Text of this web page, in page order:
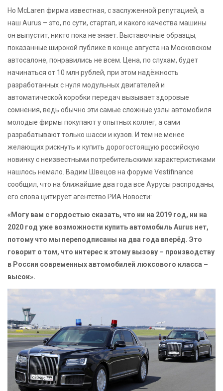
Но McLaren фирма известная, с заслуженной репутацией, а
наш Aurus – это, по сути, стартап, и какого качества машины
он выпустит, никто пока не знает. Выставочные образцы,
показанные широкой публике в конце августа на Московском
автосалоне, понравились не всем. Цена, по слухам, будет
начинаться от 10 млн рублей, при этом надёжность
разработанных с нуля модульных двигателей и
автоматической коробки передач вызывает здоровые
сомнения, ведь обычно эти самые сложные узлы автомобиля
молодые фирмы покупают у опытных коллег, а сами
разрабатывают только шасси и кузов. И тем не менее
желающих рискнуть и купить дорогостоящую российскую
новинку с неизвестными потребительскими характеристиками
нашлось немало. Вадим Швецов на форуме Vestifinance
сообщил, что на ближайшие два года все Аурусы распроданы,
его слова цитирует агентство РИА Новости:
«Могу вам с гордостью сказать, что ни на 2019 год, ни на
2020 год уже возможности купить автомобиль Aurus нет,
потому что мы переподписаны на два года вперёд. Это
говорит о том, что интерес к этому вызову – производству
в России современных автомобилей люксового класса –
высок».